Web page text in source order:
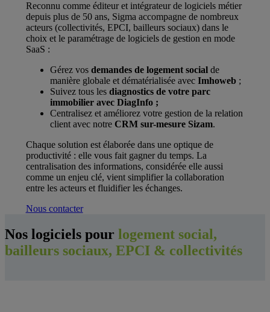
Reconnu comme éditeur et intégrateur de logiciels métier
depuis plus de 50 ans, Sigma accompagne de nombreux
acteurs (collectivités, EPCI, bailleurs sociaux) dans le
choix et le paramétrage de logiciels de gestion en mode
SaaS :
Gérez vos demandes de logement socialde
manière globale et dématérialisée avecImhoweb;
Suivez tous lesdiagnostics de votre parc
immobilier avec DiagInfo ;
Centralisez et améliorez votre gestion de la relation
client avec notre CRM sur-mesure Sizam.
Chaque solution est élaborée dans une optique de
productivité : elle vous fait gagner du temps. La
centralisation des informations, considérée elle aussi
comme un enjeu clé, vient simplifier la collaboration
entre les acteurs et fluidifier les échanges.
Nous contacter
Nos logiciels pour logement social,
bailleurs sociaux, EPCI & collectivités